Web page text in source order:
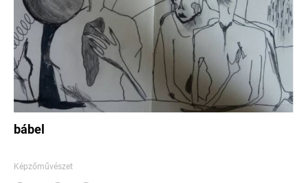
bábel
Képzőművészet